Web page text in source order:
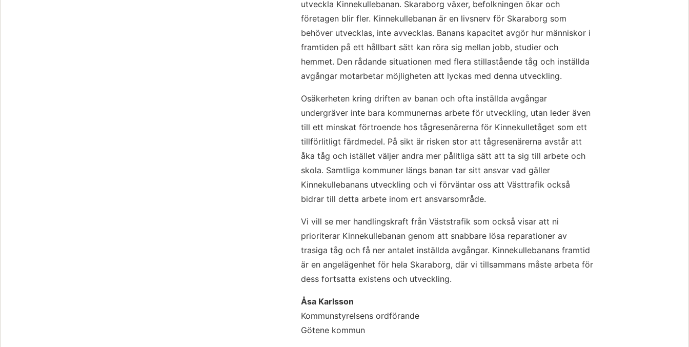
utveckla Kinnekullebanan. Skaraborg växer, befolkningen ökar och
företagen blir fler. Kinnekullebanan är en livsnerv för Skaraborg som
behöver utvecklas, inte avvecklas. Banans kapacitet avgör hur människor i
framtiden på ett hållbart sätt kan röra sig mellan jobb, studier och
hemmet. Den rådande situationen med flera stillastående tåg och inställda
avgångar motarbetar möjligheten att lyckas med denna utveckling.
Osäkerheten kring driften av banan och ofta inställda avgångar
undergräver inte bara kommunernas arbete för utveckling, utan leder även
till ett minskat förtroende hos tågresenärerna för Kinnekulletåget som ett
tillförlitligt färdmedel. På sikt är risken stor att tågresenärerna avstår att
åka tåg och istället väljer andra mer pålitliga sätt att ta sig till arbete och
skola. Samtliga kommuner längs banan tar sitt ansvar vad gäller
Kinnekullebanans utveckling och vi förväntar oss att Västtrafik också
bidrar till detta arbete inom ert ansvarsområde.
Vi vill se mer handlingskraft från Väststrafik som också visar att ni
prioriterar Kinnekullebanan genom att snabbare lösa reparationer av
trasiga tåg och få ner antalet inställda avgångar. Kinnekullebanans framtid
är en angelägenhet för hela Skaraborg, där vi tillsammans måste arbeta för
dess fortsatta existens och utveckling.
Åsa Karlsson
Kommunstyrelsens ordförande
Götene kommun